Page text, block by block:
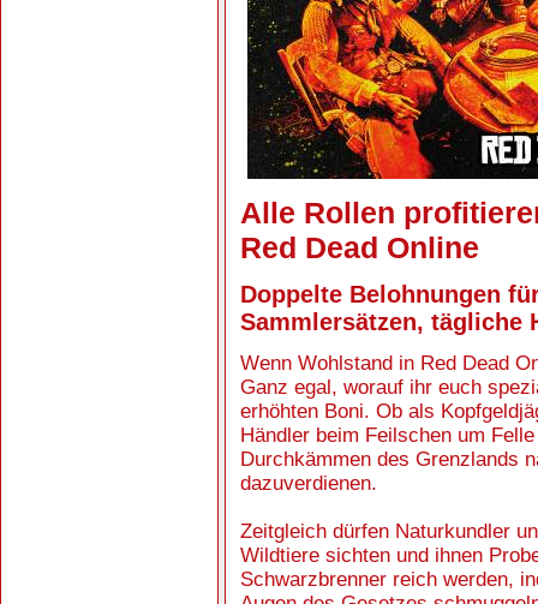
Alle Rollen
Red Dead Online
Doppelte Belohnungen
Sammlersätzen, tägliche
Wenn Wohlstand in Red Dead
Ganz egal, worauf ihr euch
erhöhten Boni. Ob als
Händler beim Feilschen um
Durchkämmen des Grenzlands
dazuverdienen.
Zeitgleich dürfen Naturkundler
Wildtiere sichten und ihnen
Schwarzbrenner reich werden,